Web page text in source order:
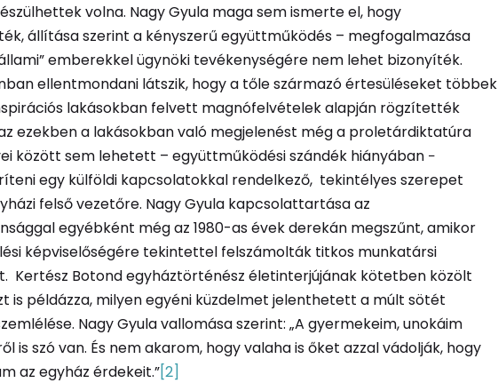
volna. Nagy Gyula maga sem ismerte el, hogy
állítása szerint a kényszerű együttműködés – megfogalmazása
emberekkel ügynöki tevékenységére nem lehet bizonyíték.
ellentmondani látszik, hogy a tőle származó értesüléseket többek
lakásokban felvett magnófelvételek alapján rögzítették
ezekben a lakásokban való megjelenést még a proletárdiktatúra
között sem lehetett – együttműködési szándék hiányában −
egy külföldi kapcsolatokkal rendelkező, tekintélyes szerepet
felső vezetőre. Nagy Gyula kapcsolattartása az
egyébként még az 1980-as évek derekán megszűnt, amikor
képviselőségére tekintettel felszámolták titkos munkatársi
Kertész Botond egyháztörténész életinterjújának kötetben közölt
is példázza, milyen egyéni küzdelmet jelenthetett a múlt sötét
Nagy Gyula vallomása szerint: „A gyermekeim, unokáim
is szó van. És nem akarom, hogy valaha is őket azzal vádolják, hogy
az egyház érdekeit.”[2]